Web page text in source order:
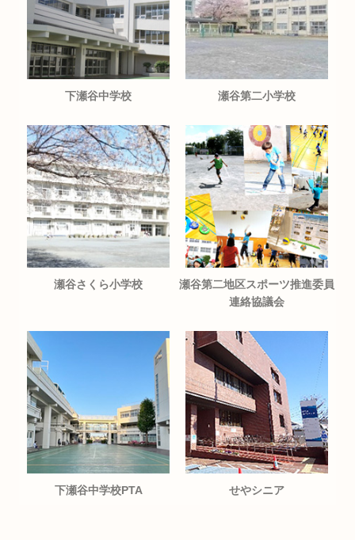
下瀬谷中学校 瀬谷第二小学校
瀬谷さくら小学校
瀬谷第二地区スポーツ推進委員
連絡協議会
下瀬谷中学校PTA せやシニア